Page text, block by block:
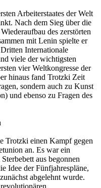
Arbeiterstaates der Welt
Nach dem Sieg über die
des zerstörten
mit Lenin spielte er
Internationale
viele der wichtigsten
vier Weltkongresse der
hinaus fand Trotzki Zeit
sondern auch zu Kunst
und ebenso zu Fragen des
Trotzki einen Kampf gegen
an. Es war ein
aus begonnen
Idee der Fünfjahrespläne,
abgelehnt wurde.